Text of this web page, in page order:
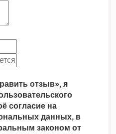
отзыв», я
согласие на
данных, в
законом от